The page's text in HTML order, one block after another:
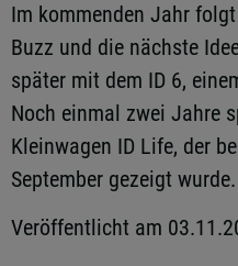
Im kommenden Jahr
Buzz und die nächste
später mit dem ID 6,
Noch einmal zwei Jahre
Kleinwagen ID Life, der
September gezeigt
Veröffentlicht am